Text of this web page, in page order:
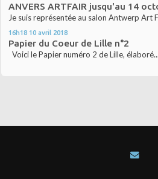
ANVERS ARTFAIR jusqu'au 14
Je suis représentée au salon Antwerp Art
16h18 10 avril 2018
Papier du Coeur de Lille n°2
Voici le Papier numéro 2 de Lille, élaboré...